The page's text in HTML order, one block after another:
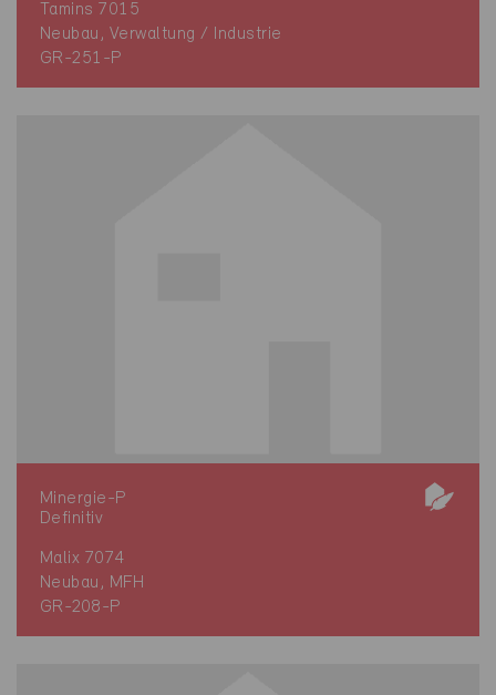
Tamins 7015
Neubau, Verwaltung / Industrie
GR-251-P
Minergie-P
Definitiv
Malix 7074
Neubau, MFH
GR-208-P